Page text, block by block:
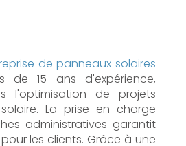
de panneaux solaires
de 15 ans d'expérience,
l'optimisation de projets
La prise en charge
administratives garantit
les clients. Grâce à une